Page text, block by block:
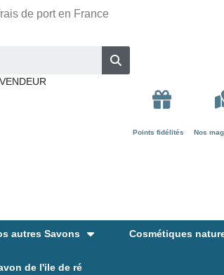
de port en France
Points fidélités Nos
autres Savons Cosmétiques
de l'ile de ré